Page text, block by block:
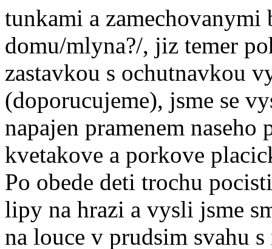
tunkami a zamechovanymi
domu/mlyna?/, jiz temer
zastavkou s ochutnavkou
(doporucujeme), jsme se
napajen pramenem
kvetakove a porkove
Po obede deti trochu
lipy na hrazi a vysli jsme
na louce v prudsim svahu